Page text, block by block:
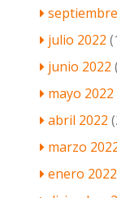
julio 2022
junio 2022
mayo 2022
abril 2022
marzo
enero 2022